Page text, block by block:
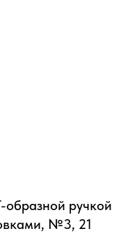
ручкой
№3, 21